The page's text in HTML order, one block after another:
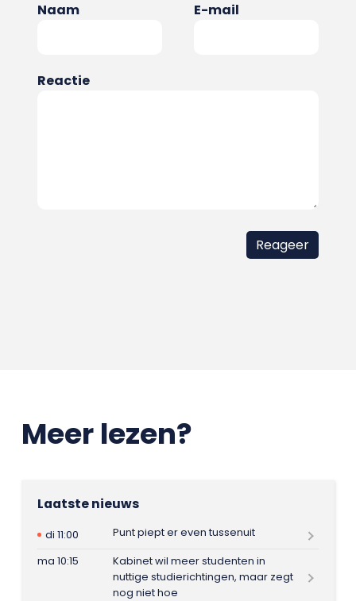
Naam E-mail
Reactie
Meer lezen?
Laatste nieuws
di 11:00
Punt piept er even tussenuit
ma 10:15
Kabinet wil meer studenten in
nuttige studierichtingen, maar zegt
nog niet hoe